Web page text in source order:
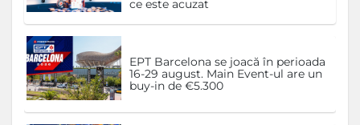
ce este acuzat
EPT Barcelona se joacă în perioada
16-29 august. Main Event-ul are un
buy-in de €5.300